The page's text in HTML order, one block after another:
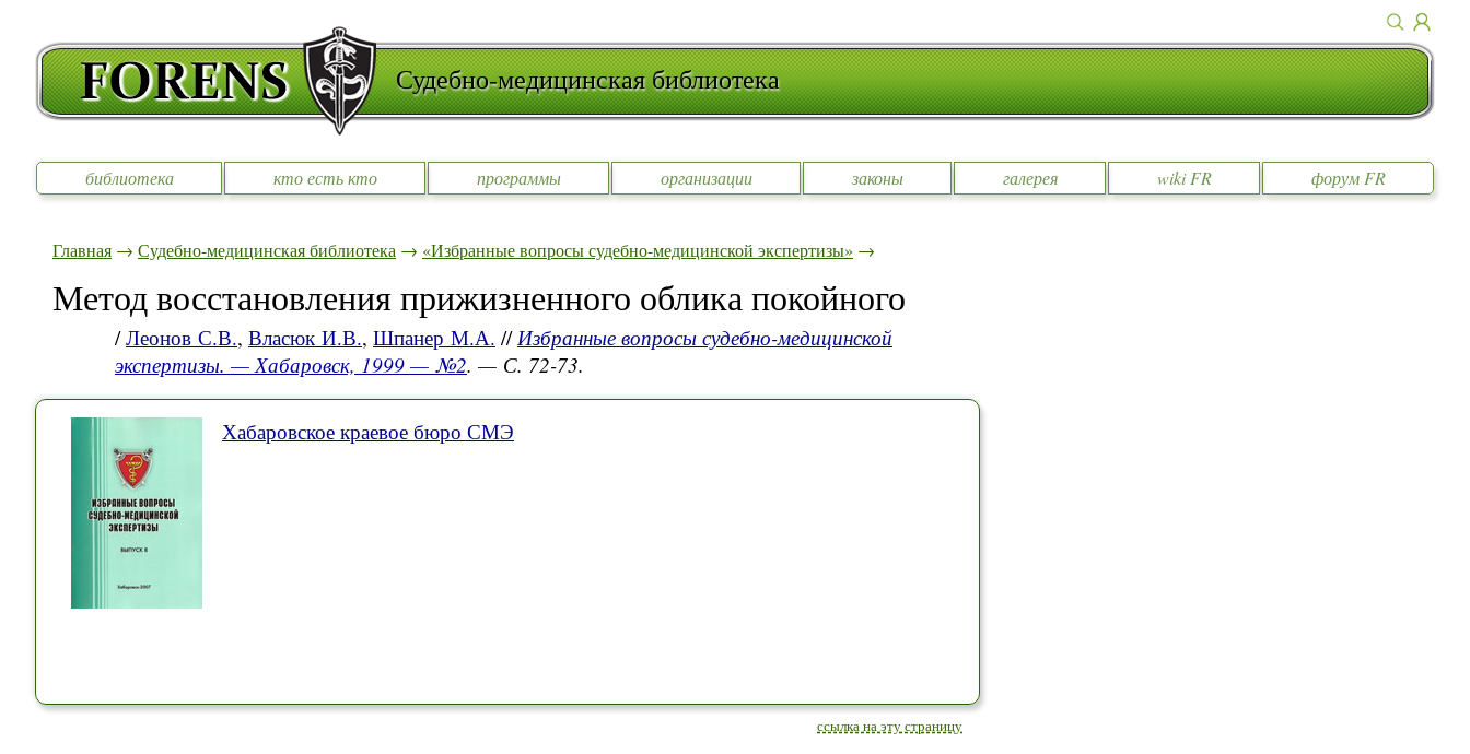
Судебно-медицинская библиотека
библиотека кто есть кто программы организации законы галерея wiki FR форум FR
Главная → Судебно-медицинская библиотека → «Избранные вопросы судебно-медицинской экспертизы» →
Метод восстановления прижизненного облика покойного
/Леонов С.В., Власюк И.В., Шпанер М.А. //Избранные вопросы судебно-медицинской
экспертизы. — Хабаровск, 1999 — №2. — С. 72-73.
Хабаровское краевое бюро СМЭ
ссылка на эту страницу